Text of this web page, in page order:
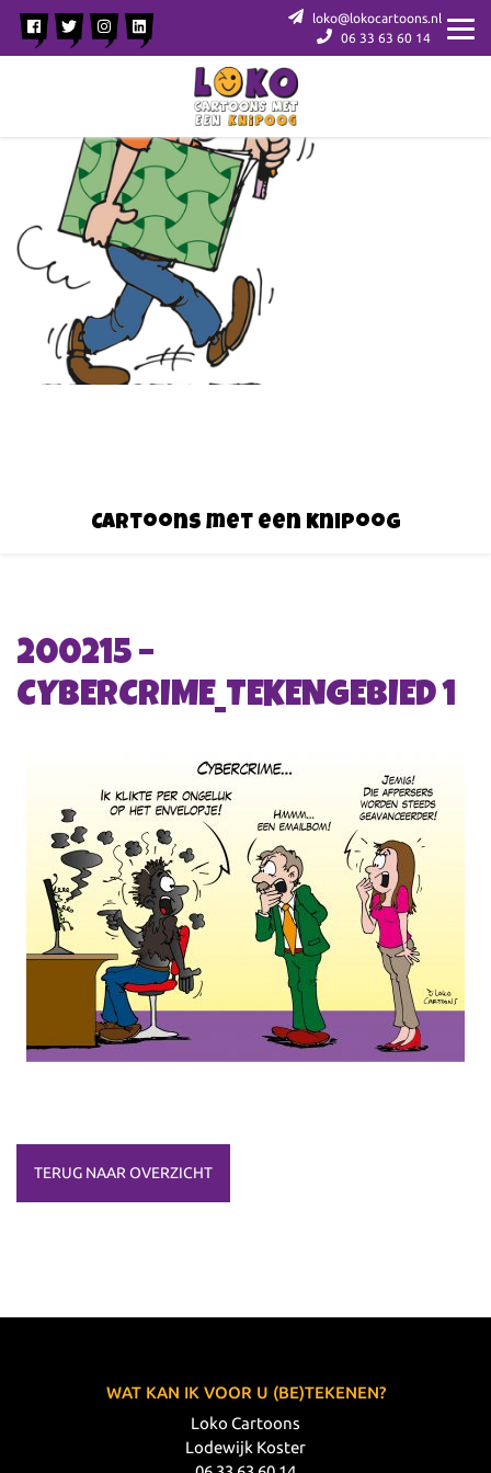
loko@lokocartoons.nl
06 33 63 60 14
Cartoons met een knipoog
200215 –
CYBERCRIME_TEKENGEBIED 1
TERUG NAAR OVERZICHT
WAT KAN IK VOOR U (BE)TEKENEN?
Loko Cartoons
Lodewijk Koster